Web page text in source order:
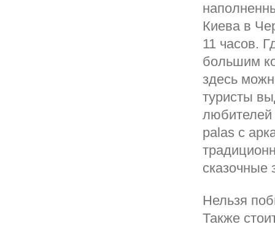
Киева в
11 часов.
большим
здесь
туристы
любителей
palas с
сказочные
Нельзя
Также